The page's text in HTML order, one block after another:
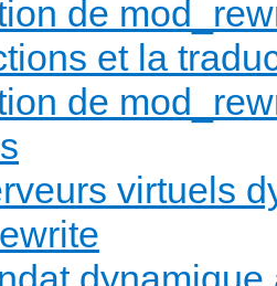
de
et la
de
virtuels